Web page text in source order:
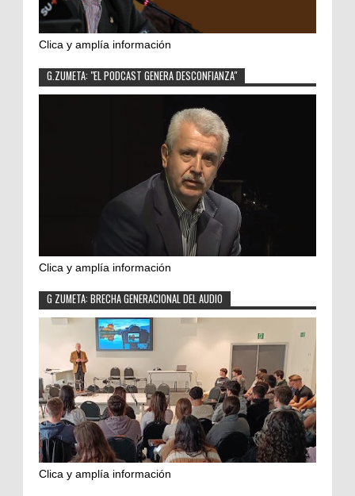
Clica y amplía información
G.ZUMETA: "EL PODCAST GENERA DESCONFIANZA"
Clica y amplía información
G ZUMETA: BRECHA GENERACIONAL DEL AUDIO
Clica y amplía información